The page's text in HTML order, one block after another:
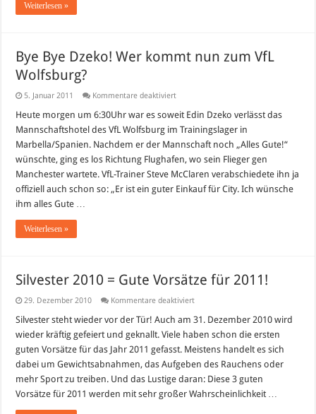
Weiterlesen »
Bye Bye Dzeko! Wer kommt nun zum VfL
Wolfsburg?
5. Januar 2011 Kommentare deaktiviertfür
Bye
Wer
kommt
nun
zum
VfL
Wolfsburg?
Heute morgen um 6:30Uhr war es soweit Edin Dzeko verlässt das
Mannschaftshotel des VfL Wolfsburg im Trainingslager in
Marbella/Spanien. Nachdem er der Mannschaft noch „Alles Gute!“
wünschte, ging es los Richtung Flughafen, wo sein Flieger gen
Manchester wartete. VfL-Trainer Steve McClaren verabschiedete ihn ja
offiziell auch schon so: „Er ist ein guter Einkauf für City. Ich wünsche
ihm alles Gute …
Weiterlesen »
Silvester 2010 = Gute Vorsätze für 2011!
29. Dezember 2010 Kommentare deaktiviertfür
2010
Gute
Vorsätze
für
2011!
Silvester steht wieder vor der Tür! Auch am 31. Dezember 2010 wird
wieder kräftig gefeiert und geknallt. Viele haben schon die ersten
guten Vorsätze für das Jahr 2011 gefasst. Meistens handelt es sich
dabei um Gewichtsabnahmen, das Aufgeben des Rauchens oder
mehr Sport zu treiben. Und das Lustige daran: Diese 3 guten
Vorsätze für 2011 werden mit sehr großer Wahrscheinlichkeit …